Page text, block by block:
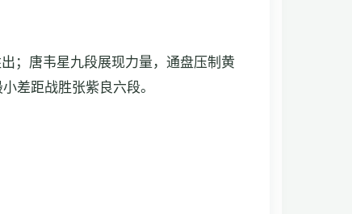
；唐韦星九段展现力量，通盘压制黄
差距战胜张紫良六段。